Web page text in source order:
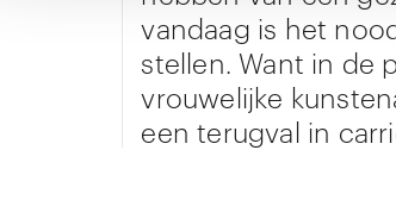
vandaag is het
stellen. Want in de
vrouwelijke
een terugval in